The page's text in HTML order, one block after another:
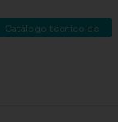
Catálogo técnico de